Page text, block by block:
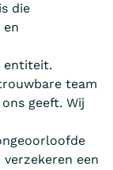
die
entiteit.
team
geeft. Wij
een